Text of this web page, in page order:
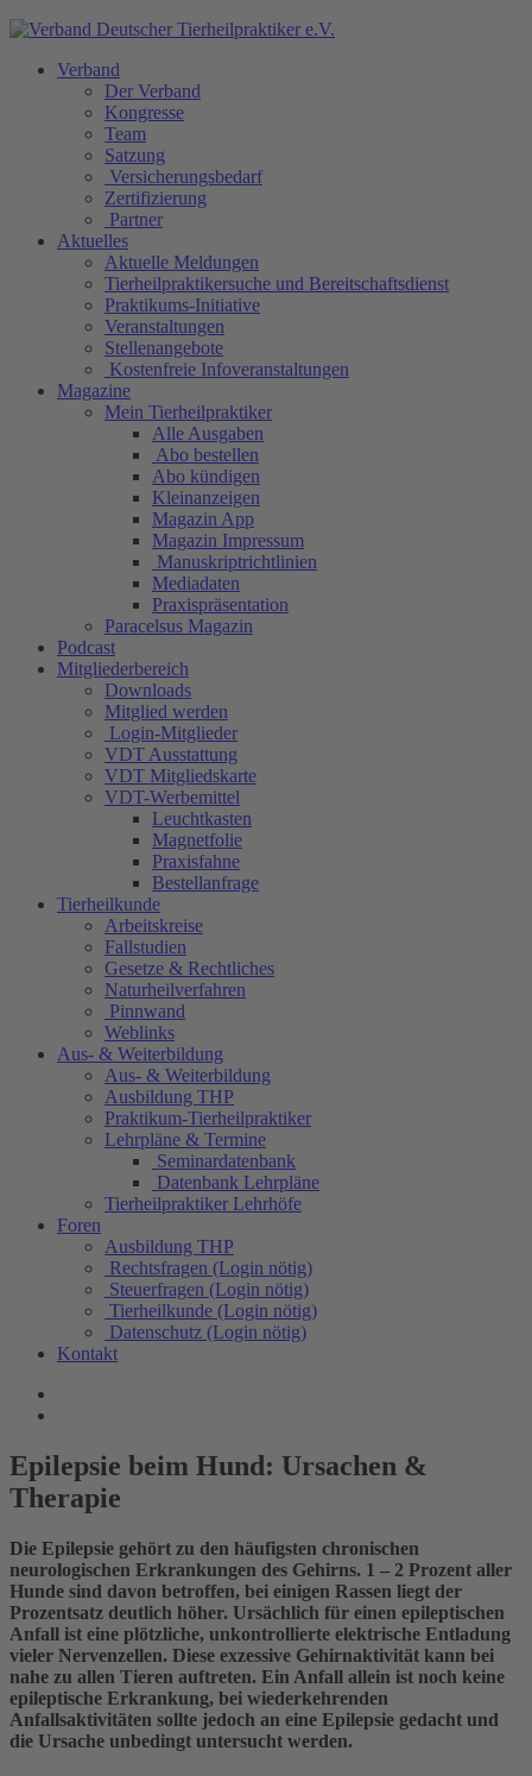
Verband
Der Verband
Kongresse
Team
Satzung
Versicherungsbedarf
Zertifizierung
Partner
Aktuelles
Aktuelle Meldungen
Tierheilpraktikersuche und Bereitschaftsdienst
Praktikums-Initiative
Veranstaltungen
Stellenangebote
Kostenfreie Infoveranstaltungen
Magazine
Mein Tierheilpraktiker
Alle Ausgaben
Abo bestellen
Abo kündigen
Kleinanzeigen
Magazin App
Magazin Impressum
Manuskriptrichtlinien
Mediadaten
Praxispräsentation
Paracelsus Magazin
Podcast
Mitgliederbereich
Downloads
Mitglied werden
Login-Mitglieder
VDT Ausstattung
VDT Mitgliedskarte
VDT-Werbemittel
Leuchtkasten
Magnetfolie
Praxisfahne
Bestellanfrage
Tierheilkunde
Arbeitskreise
Fallstudien
Gesetze & Rechtliches
Naturheilverfahren
Pinnwand
Weblinks
Aus- & Weiterbildung
Aus- & Weiterbildung
Ausbildung THP
Praktikum-Tierheilpraktiker
Lehrpläne & Termine
Seminardatenbank
Datenbank Lehrpläne
Tierheilpraktiker Lehrhöfe
Foren
Ausbildung THP
Rechtsfragen (Login nötig)
Steuerfragen (Login nötig)
Tierheilkunde (Login nötig)
Datenschutz (Login nötig)
Kontakt
Epilepsie beim Hund: Ursachen &
Therapie
Die Epilepsie gehört zu den häufigsten chronischen
neurologischen Erkrankungen des Gehirns. 1 – 2 Prozent aller
Hunde sind davon betroffen, bei einigen Rassen liegt der
Prozentsatz deutlich höher. Ursächlich für einen epileptischen
Anfall ist eine plötzliche, unkontrollierte elektrische Entladung
vieler Nervenzellen. Diese exzessive Gehirnaktivität kann bei
nahe zu allen Tieren auftreten. Ein Anfall allein ist noch keine
epileptische Erkrankung, bei wiederkehrenden
Anfallsaktivitäten sollte jedoch an eine Epilepsie gedacht und
die Ursache unbedingt untersucht werden.